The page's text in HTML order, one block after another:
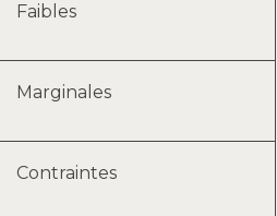
Faibles
Marginales
Contraintes